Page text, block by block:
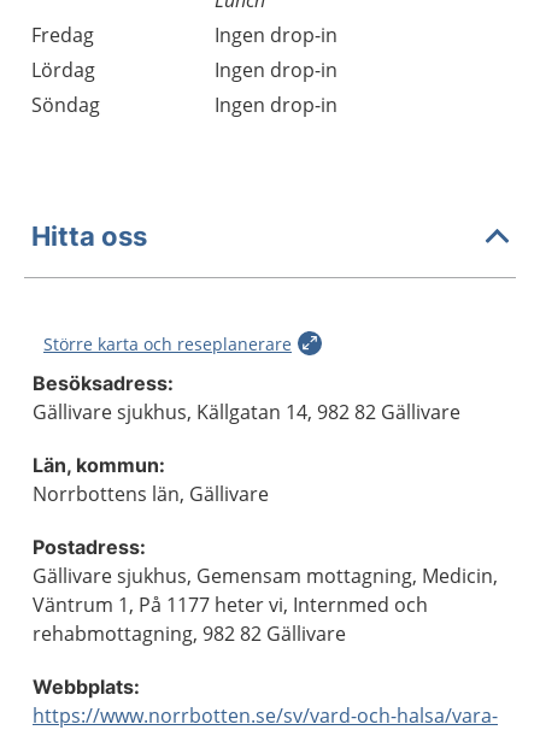
Fredag
Ingen drop-in
Lördag
Ingen drop-in
Söndag
Ingen drop-in
Hitta oss
Större karta och reseplanerare
Besöksadress:
Gällivare sjukhus, Källgatan 14, 982 82 Gällivare
Län, kommun:
Norrbottens län, Gällivare
Postadress:
Gällivare sjukhus, Gemensam mottagning, Medicin,
Väntrum 1, På 1177 heter vi, Internmed och
rehabmottagning, 982 82 Gällivare
Webbplats:
https://www.norrbotten.se/sv/vard-och-halsa/vara-